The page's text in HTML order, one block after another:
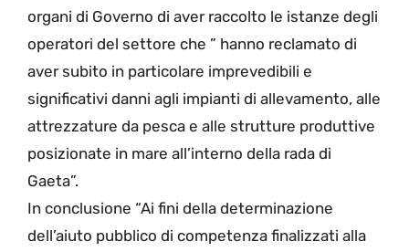
organi di Governo di aver raccolto le istanze degli
operatori del settore che ” hanno reclamato di
aver subito in particolare imprevedibili e
significativi danni agli impianti di allevamento, alle
attrezzature da pesca e alle strutture produttive
posizionate in mare all’interno della rada di
Gaeta”.
In conclusione “Ai fini della determinazione
dell’aiuto pubblico di competenza finalizzati alla